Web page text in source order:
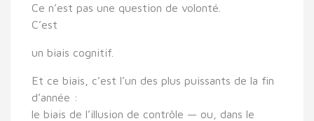
Ce n’est pas une question de volonté.
C’est
un biais cognitif.
Et ce biais, c’est l’un des plus puissants de la fin
d’année :
le biais de l’illusion de contrôle — ou, dans le